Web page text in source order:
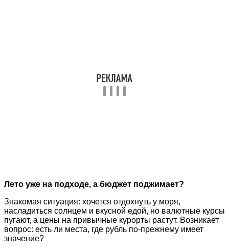
Лето уже на подходе, а бюджет поджимает?
Знакомая ситуация: хочется отдохнуть у моря,
насладиться солнцем и вкусной едой, но валютные курсы
пугают, а цены на привычные курорты растут. Возникает
вопрос: есть ли места, где рубль по-прежнему имеет
значение?